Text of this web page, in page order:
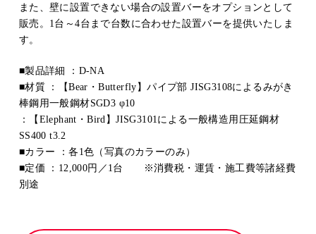
また、壁に設置できない場合の設置バーをオプションとして
販売。1台～4台まで台数に合わせた設置バーを提供いたしま
す。
■製品詳細 ：D-NA
■材質 ：【Bear・Butterfly】パイプ部 JISG3108によるみがき
棒鋼用一般鋼材SGD3 φ10
：【Elephant・Bird】JISG3101による一般構造用圧延鋼材
SS400 t3.2
■カラー ：各1色（写真のカラーのみ）
■定価 ：12,000円／1台 ※消費税・運賃・施工費等諸経費
別途